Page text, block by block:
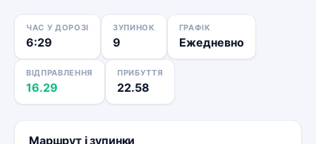
ЧАС У ДОРОЗІ
6:29
ЗУПИНОК
9
ГРАФІК
Ежедневно
ВІДПРАВЛЕННЯ
16.29
ПРИБУТТЯ
22.58
Маршрут і зупинки